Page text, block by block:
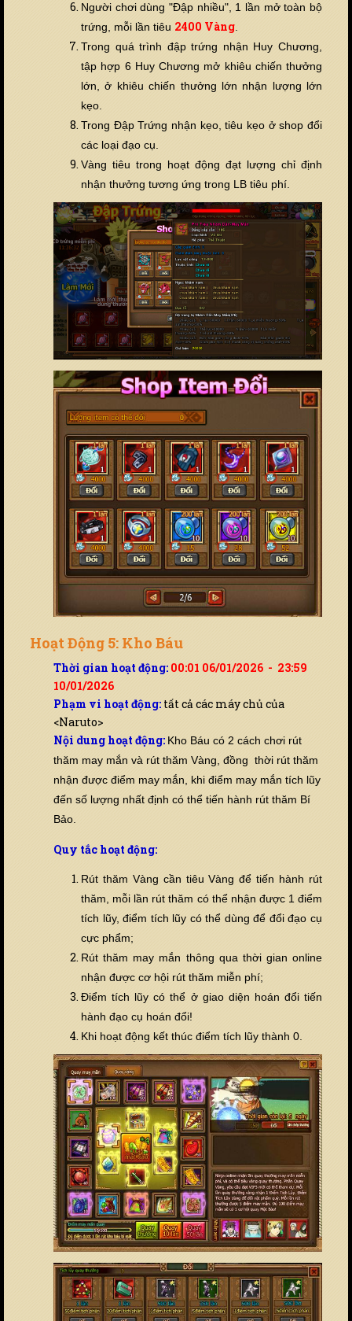
Người chơi dùng "Đập nhiều", 1 lần mở toàn bộ
trứng, mỗi lần tiêu 2400 Vàng.
Trong quá trình đập trứng nhận Huy Chương,
tập hợp 6 Huy Chương mở khiêu chiến thưởng
lớn, ở khiêu chiến thưởng lớn nhận lượng lớn
kẹo.
Trong Đập Trứng nhận kẹo, tiêu kẹo ở shop đổi
các loại đạo cụ.
Vàng tiêu trong hoạt động đạt lượng chỉ định
nhận thưởng tương ứng trong LB tiêu phí.
Hoạt Động 5: Kho Báu
Thời gian hoạt động: 00:01 06/01/2026 - 23:59
10/01/2026
Phạm vi hoạt động: tất cả các máy chủ của
<Naruto>
Nội dung hoạt động: Kho Báu có 2 cách chơi rút
thăm may mắn và rút thăm Vàng, đồng thời rút thăm
nhận được điểm may mắn, khi điểm may mắn tích lũy
đến số lượng nhất định có thể tiến hành rút thăm Bí
Bảo.
Quy tắc hoạt động:
Rút thăm Vàng cần tiêu Vàng để tiến hành rút
thăm, mỗi lần rút thăm có thể nhận được 1 điểm
tích lũy, điểm tích lũy có thể dùng để đổi đạo cụ
cực phẩm;
Rút thăm may mắn thông qua thời gian online
nhận được cơ hội rút thăm miễn phí;
Điểm tích lũy có thể ở giao diện hoán đổi tiến
hành đạo cụ hoán đổi!
Khi hoạt động kết thúc điểm tích lũy thành 0.